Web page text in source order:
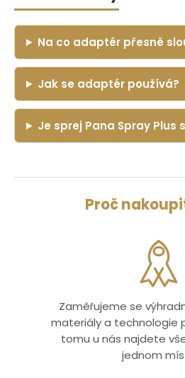
Na co adaptér přesně
Jak se adaptér používá?
Je sprej Pana Spray Plus
Proč
Zaměřujeme se
materiály a technologie
tomu u nás najdete
jednom